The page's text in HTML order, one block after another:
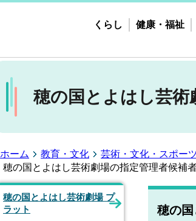
くらし 健康・福祉
穂の国とよはし芸術
ホーム 教育・文化 芸術・文化・スポー
穂の国とよはし芸術劇場の指定管理者候補
穂の国とよはし芸術劇場 プ
ラット
穂の